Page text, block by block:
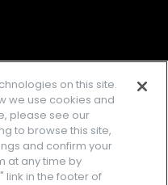
instagramtwitter
ご利用規約
on this site.
we use cookies and
please see our
to browse this site,
and confirm your
at any time by
link in the footer of